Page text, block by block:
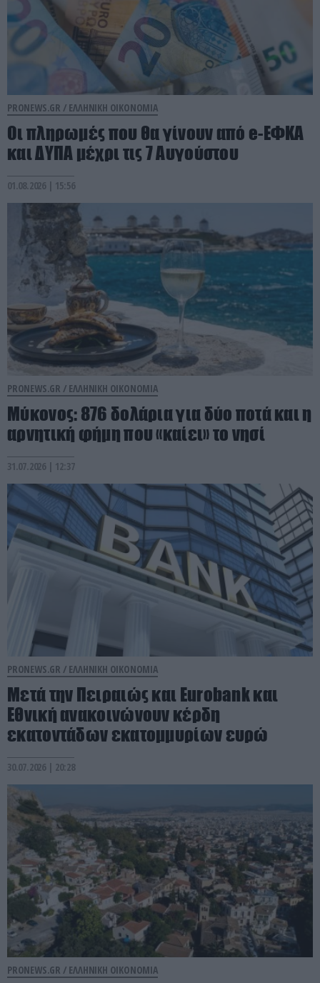
PRONEWS.GR / ΕΛΛΗΝΙΚΗ ΟΙΚΟΝΟΜΙΑ
Οι πληρωμές που θα γίνουν από e-ΕΦΚΑ
και ΔΥΠΑ μέχρι τις 7 Αυγούστου
01.08.2026 | 15:56
PRONEWS.GR / ΕΛΛΗΝΙΚΗ ΟΙΚΟΝΟΜΙΑ
Μύκονος: 876 δολάρια για δύο ποτά και η
αρνητική φήμη που «καίει» το νησί
31.07.2026 | 12:37
PRONEWS.GR / ΕΛΛΗΝΙΚΗ ΟΙΚΟΝΟΜΙΑ
Μετά την Πειραιώς και Eurobank και
Εθνική ανακοινώνουν κέρδη
εκατοντάδων εκατομμυρίων ευρώ
30.07.2026 | 20:28
PRONEWS.GR / ΕΛΛΗΝΙΚΗ ΟΙΚΟΝΟΜΙΑ